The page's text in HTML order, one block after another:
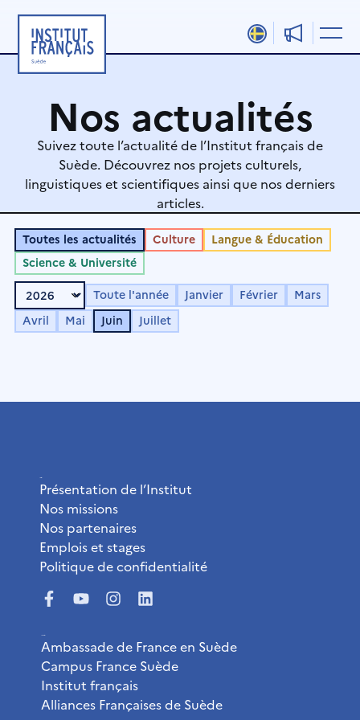
contenu
Nos actualités
Suivez toute l’actualité de l’Institut français de
Suède. Découvrez nos projets culturels,
linguistiques et scientifiques ainsi que nos derniers
articles.
Toutes les actualités Culture
Langue & Éducation
Science & Université
Toute l'année Janvier Février
Mars
Avril
Mai Juin Juillet
Présentation de l’Institut
Nos missions
Nos partenaires
Emplois et stages
Politique de confidentialité
Ambassade de France en Suède
Campus France Suède
Institut français
Alliances Françaises de Suède